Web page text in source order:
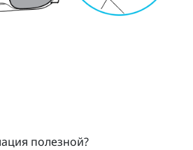
полезной?